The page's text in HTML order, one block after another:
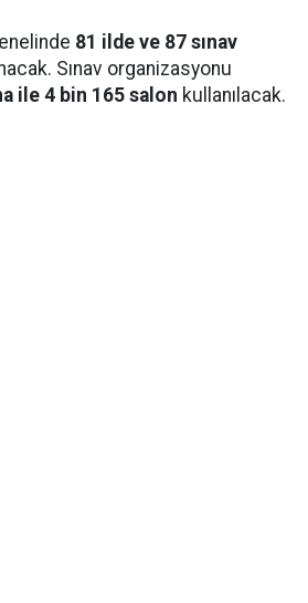
81 ilde ve 87 sınav
Sınav organizasyonu
ile 4 bin 165 salon kullanılacak.